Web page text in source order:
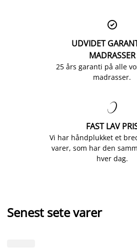

UDVIDET
MADRASSER
25 års garanti på alle
madrasser.

FAST LAV
Vi har håndplukket et
varer, som har den
hver dag.
Senest sete varer